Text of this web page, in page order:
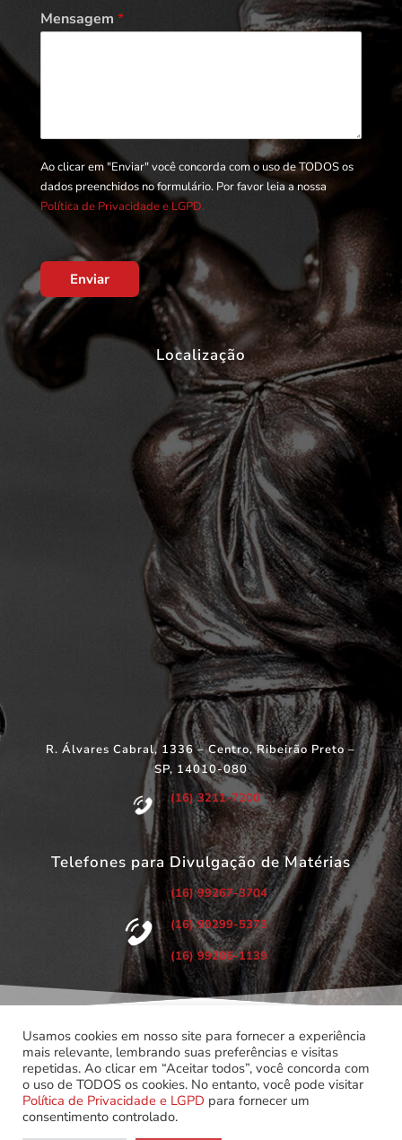
Mensagem *
Ao clicar em "Enviar" você concorda com o uso de TODOS os
dados preenchidos no formulário. Por favor leia a nossa
Política de Privacidade e LGPD.
Enviar
Localização
R. Álvares Cabral, 1336 – Centro, Ribeirão Preto –
SP, 14010-080
(16) 3211-7200
Telefones para Divulgação de Matérias
(16) 99267-3704
(16) 99299-5373
(16) 99286-1139
©Copyright 2022 – Todos os Direitos Reservados.
Associação dos Servidores do Poder Judiciário do Estado de
São Paulo.
Usamos cookies em nosso site para fornecer a experiência
mais relevante, lembrando suas preferências e visitas
repetidas. Ao clicar em “Aceitar todos”, você concorda com
o uso de TODOS os cookies. No entanto, você pode visitar
Política de Privacidade e LGPD para fornecer um
consentimento controlado.